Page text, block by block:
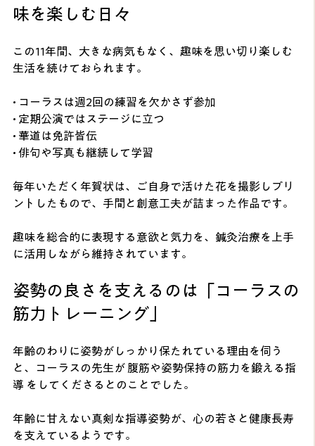
味を楽しむ日々
この11年間、大きな病気もなく、趣味を思い切り楽しむ
生活を続けておられます。
• コーラスは週2回の練習を欠かさず参加
• 定期公演ではステージに立つ
• 華道は免許皆伝
• 俳句や写真も継続して学習
毎年いただく年賀状は、ご自身で活けた花を撮影しプリ
ントしたもので、手間と創意工夫が詰まった作品です。
趣味を総合的に表現する意欲と気力を、鍼灸治療を上手
に活用しながら維持されています。
姿勢の良さを支えるのは「コーラスの
筋力トレーニング」
年齢のわりに姿勢がしっかり保たれている理由を伺う
と、コーラスの先生が 腹筋や姿勢保持の筋力を鍛える指
導 をしてくださるとのことでした。
年齢に甘えない真剣な指導姿勢が、心の若さと健康長寿
を支えているようです。